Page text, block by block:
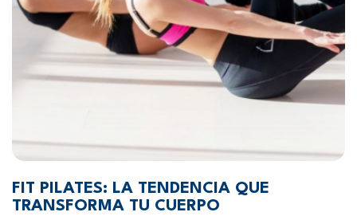
FIT PILATES: LA TENDENCIA QUE
TRANSFORMA TU CUERPO